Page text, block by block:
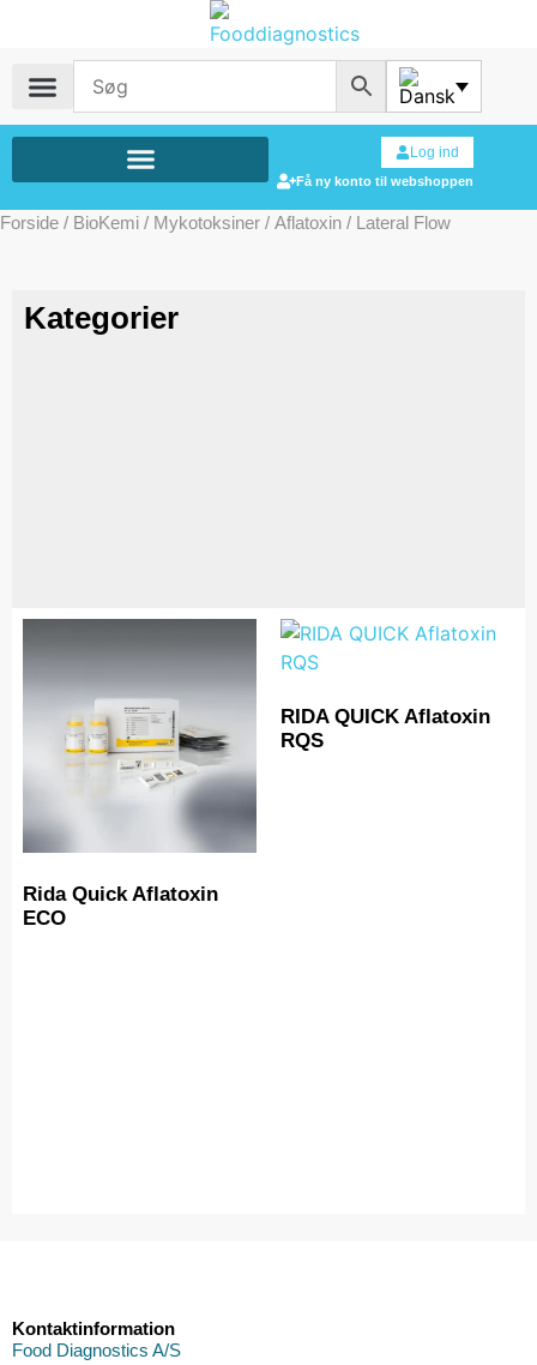
Log ind
Få ny konto til webshoppen
Forside / BioKemi / Mykotoksiner / Aflatoxin / Lateral Flow
Kategorier
Rida Quick Aflatoxin
ECO
RIDA QUICK Aflatoxin
RQS
Kontaktinformation
Food Diagnostics A/S